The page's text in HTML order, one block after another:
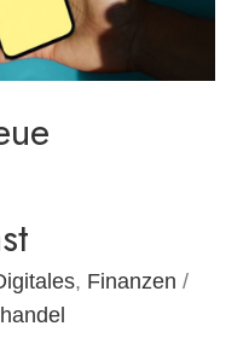
, Finanzen /